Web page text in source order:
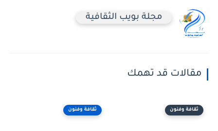
مجلة بويب الثقافية
مقالات قد تهمك
ثقافة وفنون ثقافة وفنون